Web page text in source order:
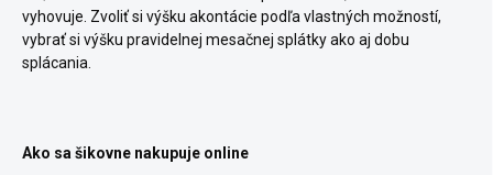
vyhovuje. Zvoliť si výšku akontácie podľa vlastných možností,
vybrať si výšku pravidelnej mesačnej splátky ako aj dobu
splácania.
Ako sa šikovne nakupuje online